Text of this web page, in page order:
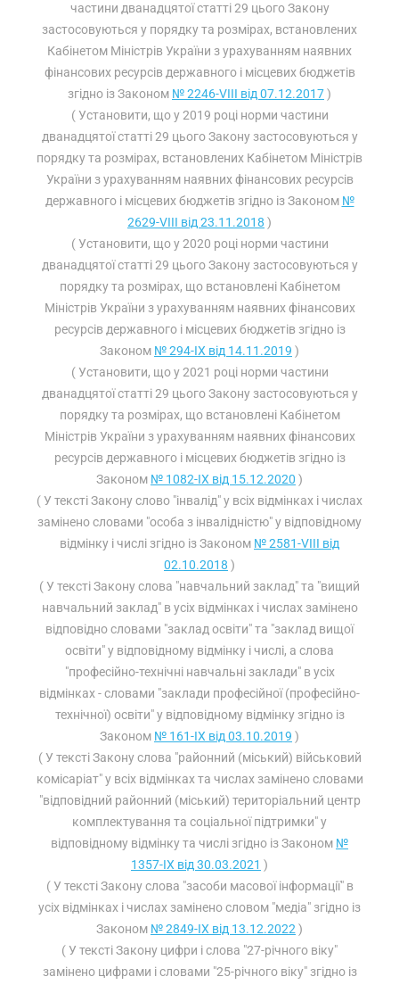
частини дванадцятої статті 29 цього Закону
застосовуються у порядку та розмірах, встановлених
Кабінетом Міністрів України з урахуванням наявних
фінансових ресурсів державного і місцевих бюджетів
згідно із Законом № 2246-VIII від 07.12.2017)
( Установити, що у 2019 році норми частини
дванадцятої статті 29 цього Закону застосовуються у
порядку та розмірах, встановлених Кабінетом Міністрів
України з урахуванням наявних фінансових ресурсів
державного і місцевих бюджетів згідно із Законом №
2629-VIII від 23.11.2018 )
( Установити, що у 2020 році норми частини
дванадцятої статті 29 цього Закону застосовуються у
порядку та розмірах, що встановлені Кабінетом
Міністрів України з урахуванням наявних фінансових
ресурсів державного і місцевих бюджетів згідно із
Законом № 294-IX від 14.11.2019 )
( Установити, що у 2021 році норми частини
дванадцятої статті 29 цього Закону застосовуються у
порядку та розмірах, що встановлені Кабінетом
Міністрів України з урахуванням наявних фінансових
ресурсів державного і місцевих бюджетів згідно із
Законом № 1082-IX від 15.12.2020 )
( У тексті Закону слово "інвалід" у всіх відмінках і числах
замінено словами "особа з інвалідністю" у відповідному
відмінку і числі згідно із Законом № 2581-VIII від
02.10.2018 )
( У тексті Закону слова "навчальний заклад" та "вищий
навчальний заклад" в усіх відмінках і числах замінено
відповідно словами "заклад освіти" та "заклад вищої
освіти" у відповідному відмінку і числі, а слова
"професійно-технічні навчальні заклади" в усіх
відмінках - словами "заклади професійної (професійно-
технічної) освіти" у відповідному відмінку згідно із
Законом № 161-IX від 03.10.2019 )
( У тексті Закону слова "районний (міський) військовий
комісаріат" у всіх відмінках та числах замінено словами
"відповідний районний (міський) територіальний центр
комплектування та соціальної підтримки" у
відповідному відмінку та числі згідно із Законом №
1357-IX від 30.03.2021 )
( У тексті Закону слова "засоби масової інформації" в
усіх відмінках і числах замінено словом "медіа" згідно із
Законом № 2849-IX від 13.12.2022 )
( У тексті Закону цифри і слова "27-річного віку"
замінено цифрами і словами "25-річного віку" згідно із